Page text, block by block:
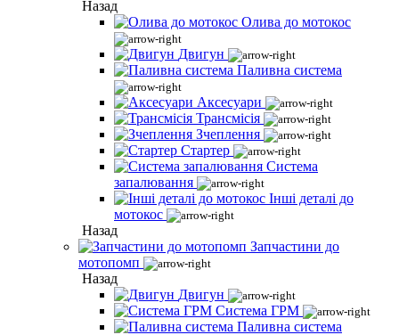
Назад
Олива до мотокос
Двигун
Паливна система
Аксесуари
Трансмісія
Зчеплення
Стартер
Система
запалювання
Інші деталі до
мотокос
Назад
Запчастини до
мотопомп
Назад
Двигун
Система ГРМ
Паливна система